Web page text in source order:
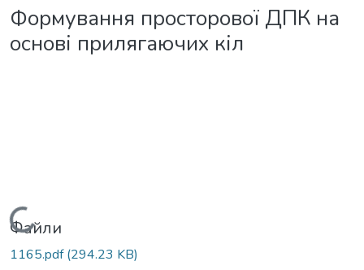
Формування просторової ДПК на
основі прилягаючих кіл
Вантажиться...
Файли
1165.pdf(294.23 KB)